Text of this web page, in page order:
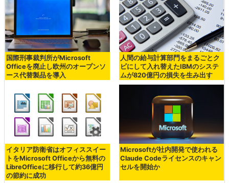
国際刑事裁判所がMicrosoft
Officeを廃止し欧州のオープンソ
ース代替製品を導入
人間の給与計算部門をまるごとク
ビにして入れ替えたIBMのシステ
ムが820億円の損失を生み出す
イタリア防衛省はオフィススイー
トをMicrosoft Officeから無料の
LibreOfficeに移行して約36億円
の節約に成功
Microsoftが社内開発で使われる
Claude Codeライセンスのキャン
セルを開始か